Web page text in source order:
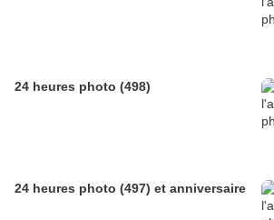
24 heures photo (498)
24 heures photo (497) et anniversaire